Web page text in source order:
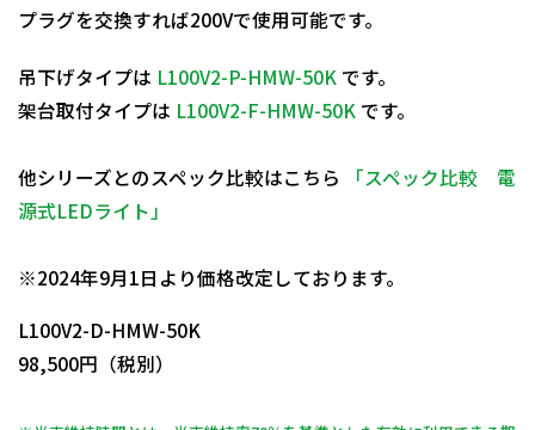
プラグを交換すれば200Vで使用可能です。
吊下げタイプは L100V2-P-HMW-50K です。
架台取付タイプは L100V2-F-HMW-50K です。
他シリーズとのスペック比較はこちら
「スペック比較 電
源式LEDライト」
※2024年9月1日より価格改定しております。
L100V2-D-HMW-50K
98,500円（税別）